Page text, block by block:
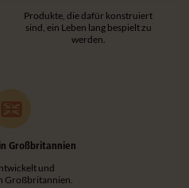
Produkte, die dafür konstruiert
sind, ein Leben lang bespielt zu
werden.
Großbritannien
und
Großbritannien.